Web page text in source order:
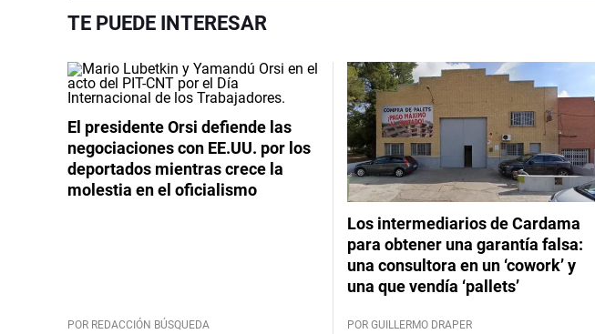
TE PUEDE INTERESAR
El presidente Orsi defiende las
negociaciones con EE.UU. por los
deportados mientras crece la
molestia en el oficialismo
POR REDACCIÓN BÚSQUEDA
Los intermediarios de Cardama
para obtener una garantía falsa:
una consultora en un ‘cowork’ y
una que vendía ‘pallets’
POR GUILLERMO DRAPER